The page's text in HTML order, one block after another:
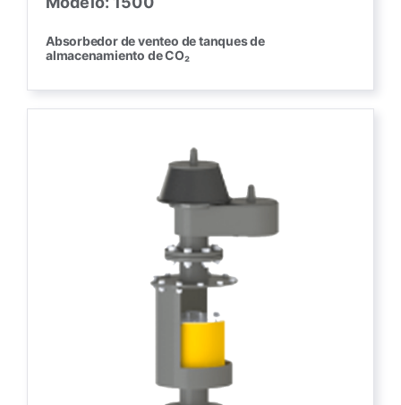
Absorbedor de venteo de tanques de
almacenamiento de CO₂